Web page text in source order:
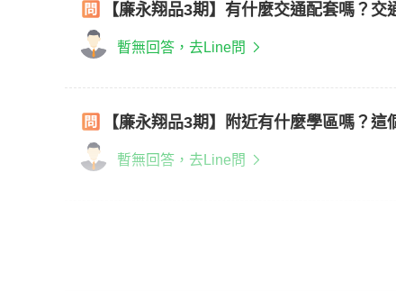
【廉永翔品3期】有什麼交通配套嗎？交
暫無回答，去Line問
【廉永翔品3期】附近有什麼學區嗎？
暫無回答，去Line問